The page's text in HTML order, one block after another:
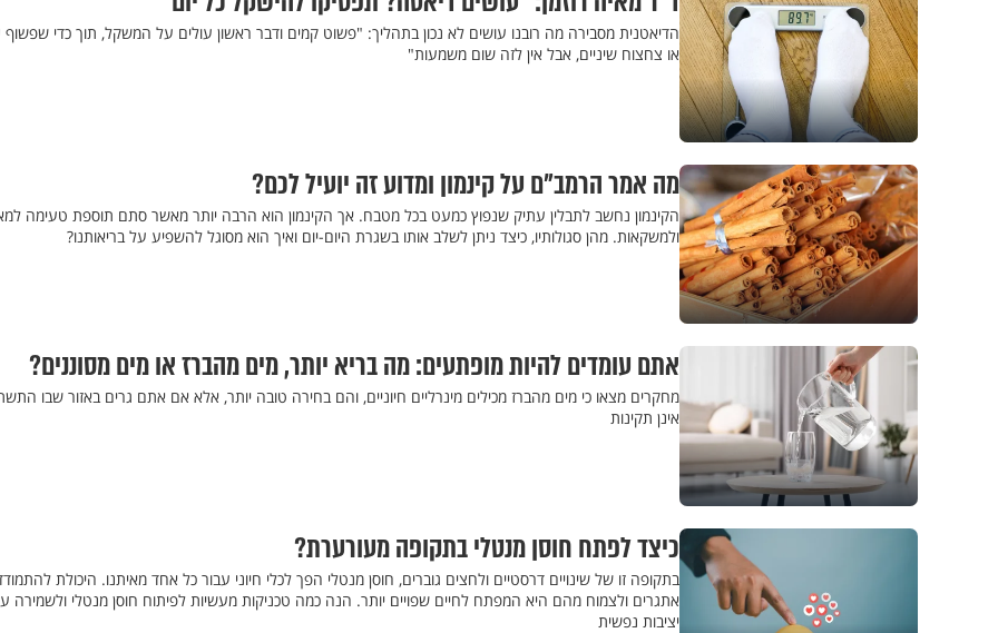
הדיאטנית מסבירה מה רובנו עושים לא נכון בתהליך: "פשוט קמים ודבר ראשון עולים על המשקל, תוך כדי שפשוף
או צחצוח שיניים, אבל אין לזה שום משמעות"
מה אמר הרמב"ם על קינמון ומדוע זה יועיל לכם?
הקינמון נחשב לתבלין עתיק שנפוץ כמעט בכל מטבח. אך הקינמון הוא הרבה יותר מאשר סתם תוספת טעימה
ולמשקאות. מהן סגולותיו, כיצד ניתן לשלב אותו בשגרת היום-יום ואיך הוא מסוגל להשפיע על בריאותנו?
אתם עומדים להיות מופתעים: מה בריא יותר, מים מהברז או מים מסוננים?
מחקרים מצאו כי מים מהברז מכילים מינרליים חיוניים, והם בחירה טובה יותר, אלא אם אתם גרים באזור שבו
אינן תקינות
כיצד לפתח חוסן מנטלי בתקופה מעורערת?
בתקופה זו של שינויים דרסטיים ולחצים גוברים, חוסן מנטלי הפך לכלי חיוני עבור כל אחד מאיתנו. היכולת
אתגרים ולצמוח מהם היא המפתח לחיים שפויים יותר. הנה כמה טכניקות מעשיות לפיתוח חוסן מנטלי ולשמירה
יציבות נפשית